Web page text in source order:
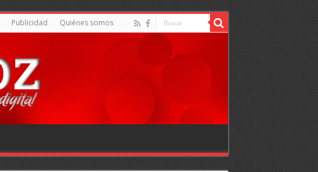
Publicidad Quiénes somos